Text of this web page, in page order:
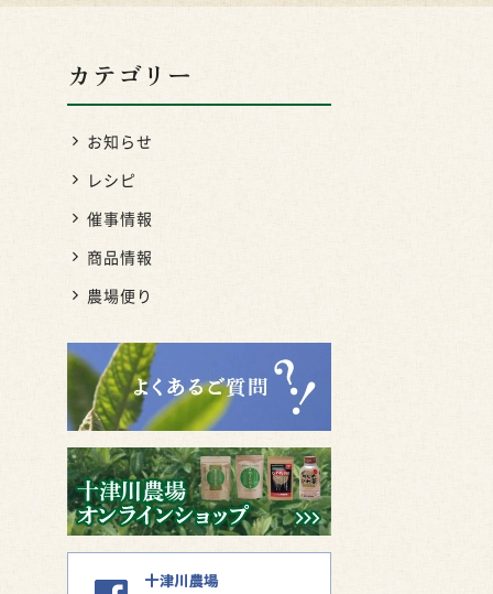
カテゴリー
お知らせ
レシピ
催事情報
商品情報
農場便り